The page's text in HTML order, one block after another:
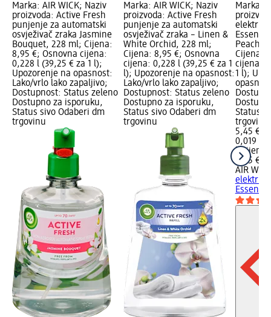
Marka: AIR WICK; Naziv
proizvoda: Active Fresh
punjenje za automatski
osvježivač zraka Jasmine
Bouquet, 228 ml; Cijena:
8,95 €; Osnovna cijena:
0,228 l (39,25 € za 1 l);
Upozorenje na opasnost:
Lako/vrlo lako zapaljivo;
Dostupnost: Status zeleno
Dostupno za isporuku,
Status sivo Odaberi dm
trgovinu
Marka: AIR WICK; Naziv
proizvoda: Active Fresh
punjenje za automatski
osvježivač zraka – Linen &
White Orchid, 228 ml;
Cijena: 8,95 €; Osnovna
cijena: 0,228 l (39,25 € za 1
l); Upozorenje na opasnost:
Lako/vrlo lako zapaljivo;
Dostupnost: Status zeleno
Dostupno za isporuku,
Status sivo Odaberi dm
trgovinu
Marka:
Peach
Cijena:
cijena:
1 l);
Status
trgovinu
5,45 €
0,019 l
l)Cijena
5,45 €
AIR